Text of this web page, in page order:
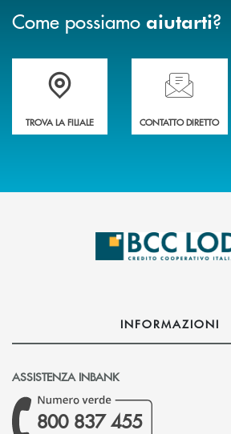
Come possiamo aiutarti?
Trova la filiale più vicina a Te
TROVA LA FILIALE
Hai bisogno di
CONTATTO DIRETTO
INFORMAZIONI
ASSISTENZA INBANK
800 837 455